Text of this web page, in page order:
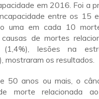
em 2016. Foi a
entre os 15
uma em cada 10
de mortes
(1,4%), lesões na
mostraram os resultados.
50 anos ou mais, o
morte relacionada